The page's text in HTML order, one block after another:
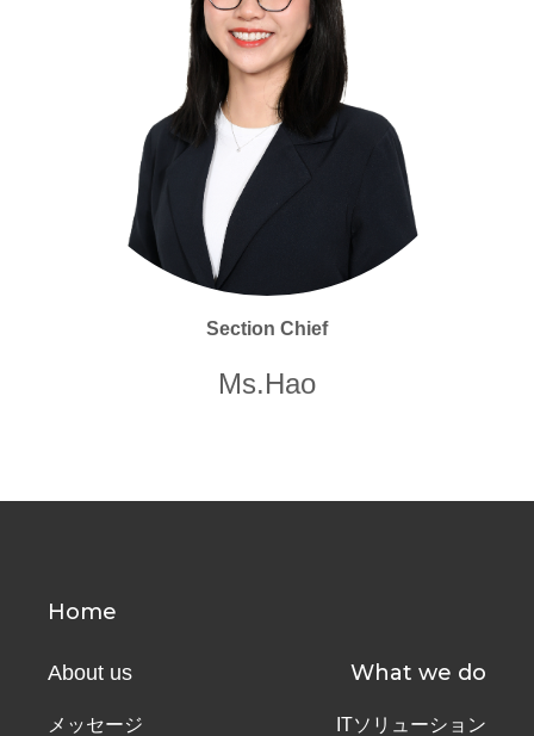
Section Chief
Ms.Hao
Home
About us
メッセージ
What we do
ITソリューション